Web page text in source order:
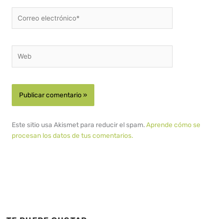
electrónico*
Este sitio usa Akismet para reducir el spam.Aprende cómo se
procesan los datos de tus comentarios.